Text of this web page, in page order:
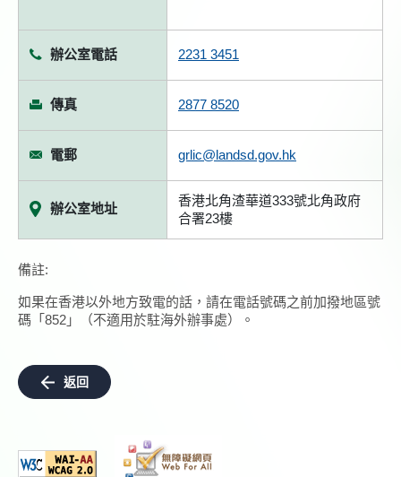
辦公室電話 2231 3451
傳真 2877 8520
電郵 grlic@landsd.gov.hk
辦公室地址
香港北角渣華道333號北角政府
合署23樓
備註:
如果在香港以外地方致電的話，請在電話號碼之前加撥地區號
碼「852」（不適用於駐海外辦事處）。
返回